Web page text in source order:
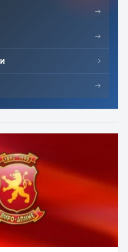
→
→
→
→